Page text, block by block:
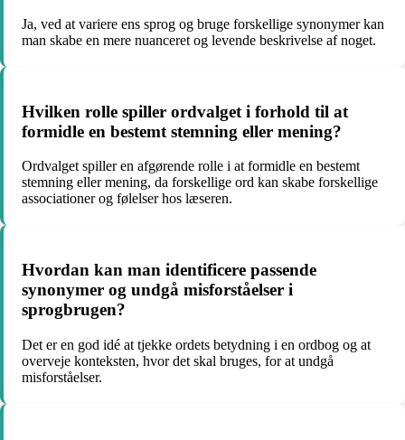
Ja, ved at variere ens sprog og bruge forskellige synonymer kan
man skabe en mere nuanceret og levende beskrivelse af noget.
Hvilken rolle spiller ordvalget i forhold til at
formidle en bestemt stemning eller mening?
Ordvalget spiller en afgørende rolle i at formidle en bestemt
stemning eller mening, da forskellige ord kan skabe forskellige
associationer og følelser hos læseren.
Hvordan kan man identificere passende
synonymer og undgå misforståelser i
sprogbrugen?
Det er en god idé at tjekke ordets betydning i en ordbog og at
overveje konteksten, hvor det skal bruges, for at undgå
misforståelser.